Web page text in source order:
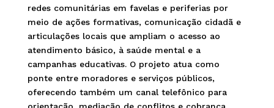
redes comunitárias em favelas e periferias por
meio de ações formativas, comunicação cidadã e
articulações locais que ampliam o acesso ao
atendimento básico, à saúde mental e a
campanhas educativas. O projeto atua como
ponte entre moradores e serviços públicos,
oferecendo também um canal telefônico para